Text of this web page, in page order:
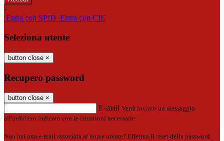
-
Entra con SPID Entra con CIE
Seleziona utente
button close ×
Recupero password
button close ×
E-mail Verrà inviato un messaggio
all'indirizzo indicato con le istruzioni necessarie.
Non hai una e-mail associata al nome utente? Effettua il reset della password